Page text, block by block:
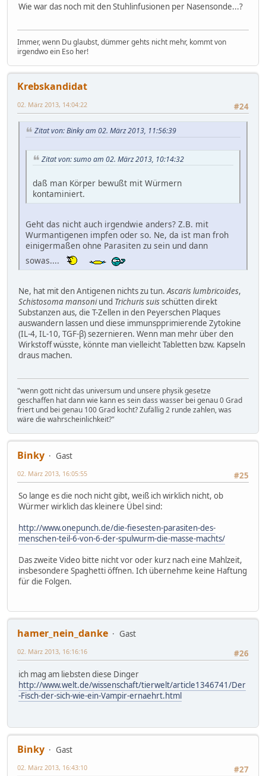
Wie war das noch mit den Stuhlinfusionen per Nasensonde...?
Immer, wenn Du glaubst, dümmer gehts nicht mehr, kommt von
irgendwo ein Eso her!
Krebskandidat
#24
02. März 2013, 14:04:22
Zitat von: Binky am 02. März 2013, 11:56:39
Zitat von: sumo am 02. März 2013, 10:14:32
daß man Körper bewußt mit Würmern
kontaminiert.
Geht das nicht auch irgendwie anders? Z.B. mit
Wurmantigenen impfen oder so. Ne, da ist man froh
einigermaßen ohne Parasiten zu sein und dann
sowas....
Ne, hat mit den Antigenen nichts zu tun.Ascaris lumbricoides,
Schistosoma mansoniund Trichuris suisschütten direkt
Substanzen aus, die T-Zellen in den Peyerschen Plaques
auswandern lassen und diese immunspprimierende Zytokine
(IL-4, IL-10, TGF-β) sezernieren. Wenn man mehr über den
Wirkstoff wüsste, könnte man vielleicht Tabletten bzw. Kapseln
draus machen.
"wenn gott nicht das universum und unsere physik gesetze
geschaffen hat dann wie kann es sein dass wasser bei genau 0 Grad
friert und bei genau 100 Grad kocht? Zufällig 2 runde zahlen, was
wäre die wahrscheinlichkeit?"
Binky
Gast
#25
02. März 2013, 16:05:55
So lange es die noch nicht gibt, weiß ich wirklich nicht, ob
Würmer wirklich das kleinere Übel sind:
http://www.onepunch.de/die-fiesesten-parasiten-des-
menschen-teil-6-von-6-der-spulwurm-die-masse-machts/
Das zweite Video bitte nicht vor oder kurz nach eine Mahlzeit,
insbesondere Spaghetti öffnen. Ich übernehme keine Haftung
für die Folgen.
hamer_nein_danke
Gast
#26
02. März 2013, 16:16:16
ich mag am liebsten diese Dinger
http://www.welt.de/wissenschaft/tierwelt/article1346741/Der
-Fisch-der-sich-wie-ein-Vampir-ernaehrt.html
Binky
Gast
#27
02. März 2013, 16:43:10